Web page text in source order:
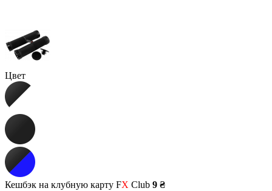
Цвет
Кешбэк на клубную карту FX Club 9 ₴